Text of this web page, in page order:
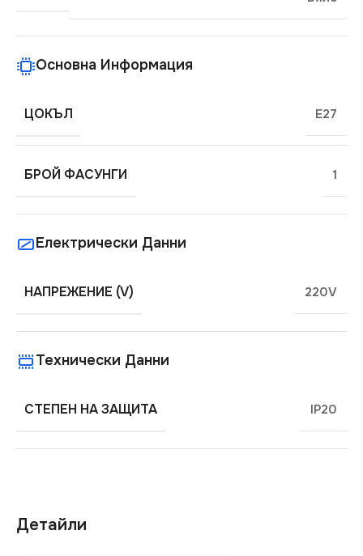
Детайли
Основна Информация
ЦОКЪЛ E27
БРОЙ ФАСУНГИ 1
Електрически Данни
НАПРЕЖЕНИЕ (V) 220V
Технически Данни
СТЕПЕН НА ЗАЩИТА IP20